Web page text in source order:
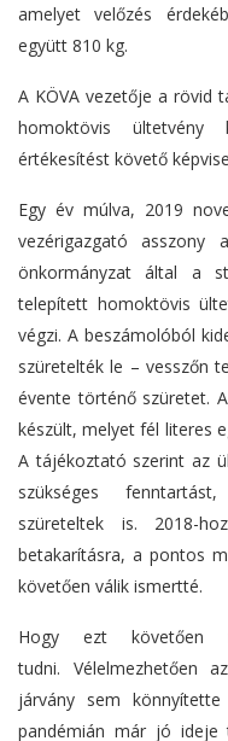
amelyet velőzés
együtt 810 kg.
A KÖVA vezetője a rövid
homoktövis ültetvény
értékesítést követő
Egy év múlva, 2019
vezérigazgató
önkormányzat által a
telepített homoktövis
végzi. A beszámolóból
szüretelték le – vesszőn
évente történő szüretet.
készült, melyet fél literes
A tájékoztató szerint az
szükséges
szüreteltek is. 2018-
betakarításra, a pontos
követően válik ismertté.
Hogy ezt
tudni. Vélelmezhetően
járvány sem
pandémián már jó ideje